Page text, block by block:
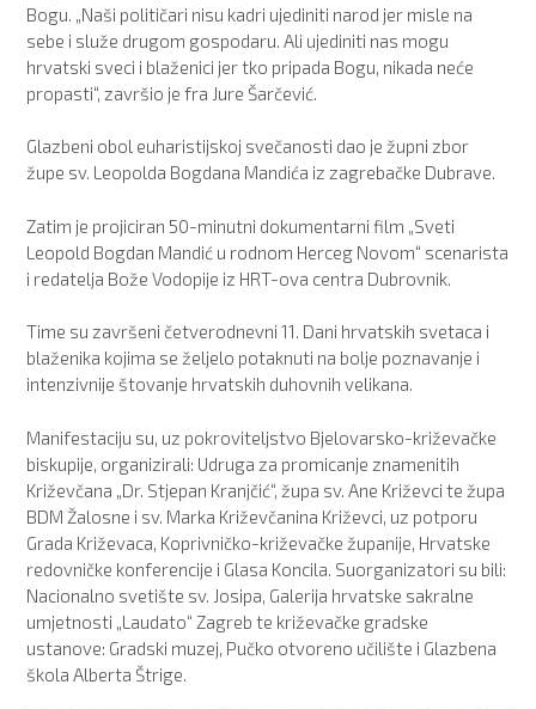
Bogu. „Naši političari nisu kadri ujediniti narod jer misle na
sebe i služe drugom gospodaru. Ali ujediniti nas mogu
hrvatski sveci i blaženici jer tko pripada Bogu, nikada neće
propasti“, završio je fra Jure Šarčević.
Glazbeni obol euharistijskoj svečanosti dao je župni zbor
župe sv. Leopolda Bogdana Mandića iz zagrebačke Dubrave.
Zatim je projiciran 50-minutni dokumentarni film „Sveti
Leopold Bogdan Mandić u rodnom Herceg Novom“ scenarista
i redatelja Bože Vodopije iz HRT-ova centra Dubrovnik.
Time su završeni četverodnevni 11. Dani hrvatskih svetaca i
blaženika kojima se željelo potaknuti na bolje poznavanje i
intenzivnije štovanje hrvatskih duhovnih velikana.
Manifestaciju su, uz pokroviteljstvo Bjelovarsko-križevačke
biskupije, organizirali: Udruga za promicanje znamenitih
Križevčana „Dr. Stjepan Kranjčić“, župa sv. Ane Križevci te župa
BDM Žalosne i sv. Marka Križevčanina Križevci, uz potporu
Grada Križevaca, Koprivničko-križevačke županije, Hrvatske
redovničke konferencije i Glasa Koncila. Suorganizatori su bili:
Nacionalno svetište sv. Josipa, Galerija hrvatske sakralne
umjetnosti „Laudato“ Zagreb te križevačke gradske
ustanove: Gradski muzej, Pučko otvoreno učilište i Glazbena
škola Alberta Štrige.